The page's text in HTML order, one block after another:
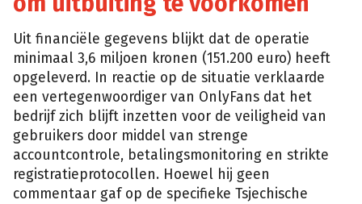
Uit financiële gegevens blijkt dat de operatie
minimaal 3,6 miljoen kronen (151.200 euro) heeft
opgeleverd. In reactie op de situatie verklaarde
een vertegenwoordiger van OnlyFans dat het
bedrijf zich blijft inzetten voor de veiligheid van
gebruikers door middel van strenge
accountcontrole, betalingsmonitoring en strikte
registratieprotocollen. Hoewel hij geen
commentaar gaf op de specifieke Tsjechische